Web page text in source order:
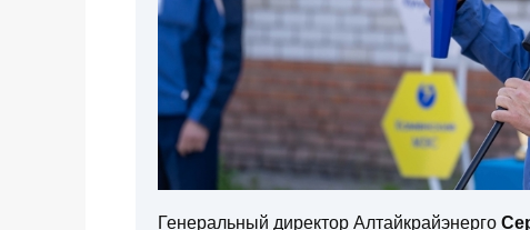
Генеральный директор Алтайкрайэнерго